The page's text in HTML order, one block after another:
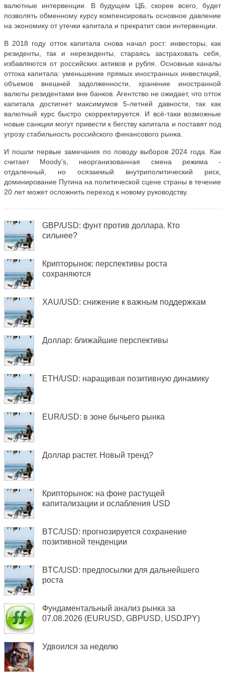
валютные интервенции. В будущем ЦБ, скорее всего, будет
позволять обменному курсу компенсировать основное давление
на экономику от утечки капитала и прекратит свои интервенции.
В 2018 году отток капитала снова начал рост: инвесторы, как
резиденты, так и нерезиденты, стараясь застраховать себя,
избавляются от российских активов и рубля. Основные каналы
оттока капитала: уменьшение прямых иностранных инвестиций,
объемов внешней задолженности, хранение иностранной
валюты резидентами вне банков. Агентство не ожидает, что отток
капитала достигнет максимумов 5-летней давности, так как
валютный курс быстро скорректируется. И всё-таки возможные
новые санкции могут привести к бегству капитала и поставят под
угрозу стабильность российского финансового рынка.
И пошли первые замечания по поводу выборов 2024 года. Как
считает Moody’s, неорганизованная смена режима -
отдаленный, но осязаемый внутриполитический риск,
доминирование Путина на политической сцене страны в течение
20 лет может осложнить переход к новому руководству.
GBP/USD: фунт против доллара. Кто
сильнее?
Крипторынок: перспективы роста
сохраняются
XAU/USD: снижение к важным поддержкам
Доллар: ближайшие перспективы
ETH/USD: наращивая позитивную динамику
EUR/USD: в зоне бычьего рынка
Доллар растет. Новый тренд?
Крипторынок: на фоне растущей
капитализации и ослабления USD
BTC/USD: прогнозируется сохранение
позитивной тенденции
BTC/USD: предпосылки для дальнейшего
роста
Фундаментальный анализ рынка за
07.08.2026 (EURUSD, GBPUSD, USDJPY)
Удвоился за неделю